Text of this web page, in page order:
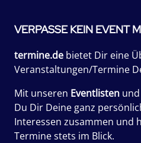
VERPASSE KEIN EVENT
termine.de bietet Dir eine
Veranstaltungen/Termine
Mit unseren Eventlisten und
Du Dir Deine ganz
Interessen zusammen und
Termine stets im Blick.